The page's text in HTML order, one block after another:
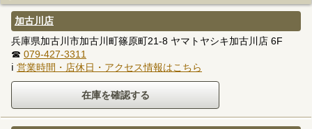
加古川店
兵庫県加古川市加古川町篠原町21-8 ヤマトヤシキ加古川店 6F
☎ 079-427-3311
ℹ 営業時間・店休日・アクセス情報はこちら